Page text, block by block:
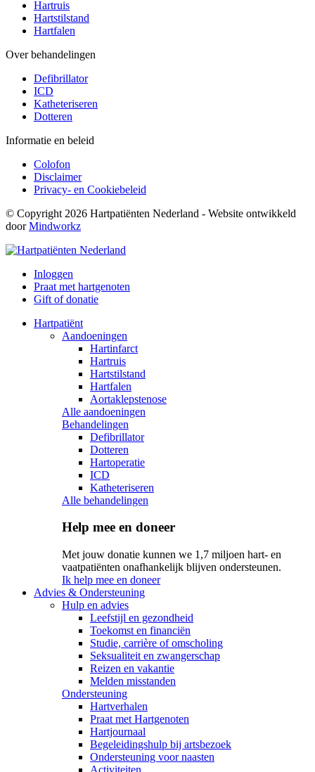
Hartruis
Hartstilstand
Hartfalen
Over behandelingen
Defibrillator
ICD
Katheteriseren
Dotteren
Informatie en beleid
Colofon
Disclaimer
Privacy- en Cookiebeleid
© Copyright 2026 Hartpatiënten Nederland - Website ontwikkeld
doorMindworkz
Inloggen
Praat met hartgenoten
Gift of donatie
Hartpatiënt
Aandoeningen
Hartinfarct
Hartruis
Hartstilstand
Hartfalen
Aortaklepstenose
Alle aandoeningen
Behandelingen
Defibrillator
Dotteren
Hartoperatie
ICD
Katheteriseren
Alle behandelingen
Help mee en doneer
Met jouw donatie kunnen we 1,7 miljoen hart- en
vaatpatiënten onafhankelijk blijven ondersteunen.
Ik help mee en doneer
Advies & Ondersteuning
Hulp en advies
Leefstijl en gezondheid
Toekomst en financiën
Studie, carrière of omscholing
Seksualiteit en zwangerschap
Reizen en vakantie
Melden misstanden
Ondersteuning
Hartverhalen
Praat met Hartgenoten
Hartjournaal
Begeleidingshulp bij artsbezoek
Ondersteuning voor naasten
Activiteiten